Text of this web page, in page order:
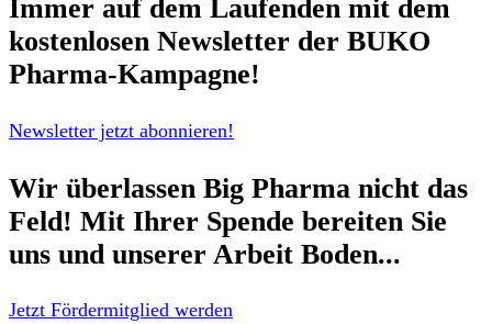
Immer auf dem Laufenden mit dem
kostenlosen Newsletter der BUKO
Pharma-Kampagne!
Newsletter jetzt abonnieren!
Wir überlassen Big Pharma nicht das
Feld! Mit Ihrer Spende bereiten Sie
uns und unserer Arbeit Boden...
Jetzt Fördermitglied werden